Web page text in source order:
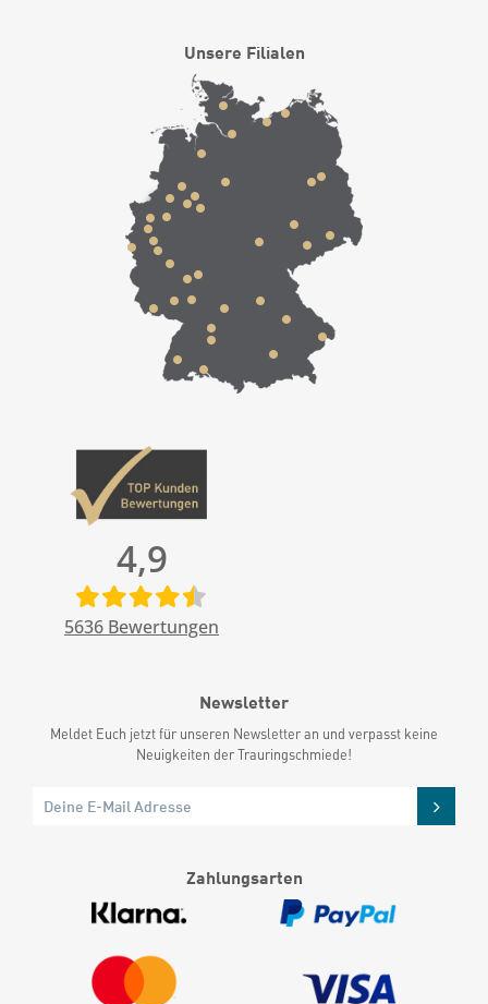
Unsere Filialen
4,9
5636 Bewertungen
Newsletter
Meldet Euch jetzt für unseren Newsletter an und verpasst keine
Neuigkeiten der Trauringschmiede!
Zahlungsarten